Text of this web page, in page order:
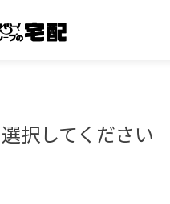
択してください